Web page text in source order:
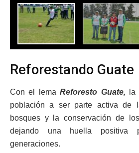
Reforestando Guate
Con el lemaReforesto Guate,
la
población a ser parte activa de
bosques y la conservación de
dejando una huella positiva
generaciones.